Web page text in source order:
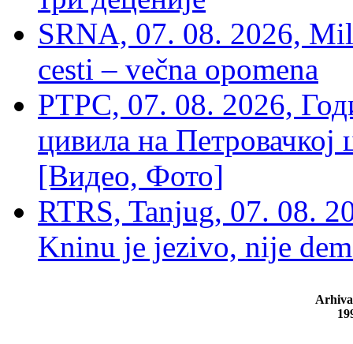
SRNA, 07. 08. 2026,
cesti – večna opomena
РТРС, 07. 08. 2026,
цивила на Петровачкој
[Видео, Фото]
RTRS, Tanjug, 07. 08.
Kninu je jezivo, nije